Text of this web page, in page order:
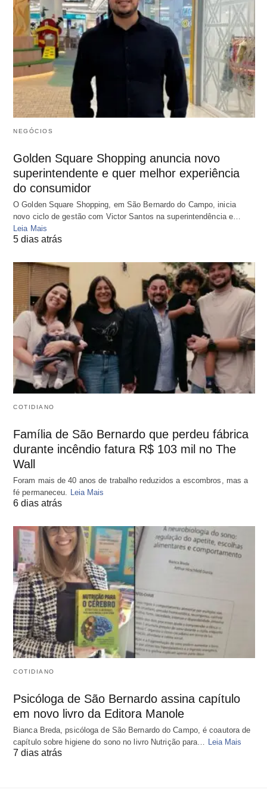
NEGÓCIOS
Golden Square Shopping anuncia novo
superintendente e quer melhor experiência
do consumidor
O Golden Square Shopping, em São Bernardo do Campo, inicia
novo ciclo de gestão com Victor Santos na superintendência e…
Leia Mais
5 dias atrás
COTIDIANO
Família de São Bernardo que perdeu fábrica
durante incêndio fatura R$ 103 mil no The
Wall
Foram mais de 40 anos de trabalho reduzidos a escombros, mas a
fé permaneceu. Leia Mais
6 dias atrás
COTIDIANO
Psicóloga de São Bernardo assina capítulo
em novo livro da Editora Manole
Bianca Breda, psicóloga de São Bernardo do Campo, é coautora de
capítulo sobre higiene do sono no livro Nutrição para…
Leia Mais
7 dias atrás